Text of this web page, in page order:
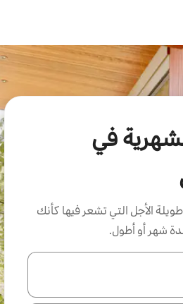
في
الأجل التي تشعر فيها كأنك
شهر أو أطول.
باستخدام السهمين لأعلى ولأسفل أو